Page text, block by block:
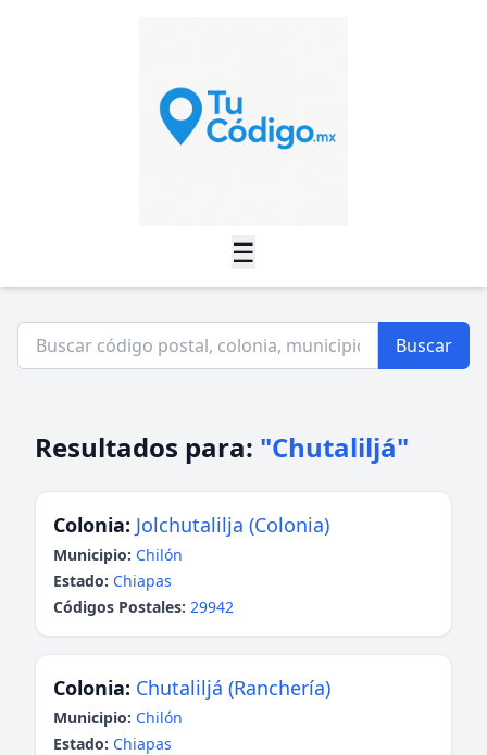
☰
Buscar
Resultados para: "Chutaliljá"
Colonia: Jolchutalilja (Colonia)
Municipio: Chilón
Estado: Chiapas
Códigos Postales: 29942
Colonia: Chutaliljá (Ranchería)
Municipio: Chilón
Estado: Chiapas